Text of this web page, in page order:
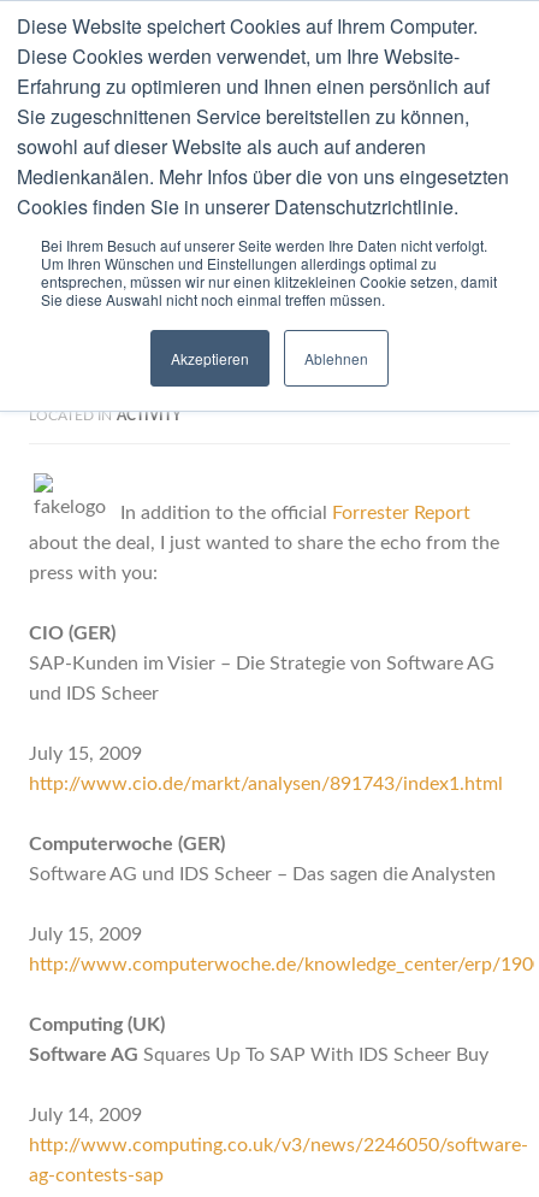
Diese Website speichert Cookies auf Ihrem Computer.
Diese Cookies werden verwendet, um Ihre Website-
Erfahrung zu optimieren und Ihnen einen persönlich auf
Sie zugeschnittenen Service bereitstellen zu können,
sowohl auf dieser Website als auch auf anderen
Medienkanälen. Mehr Infos über die von uns eingesetzten
Cookies finden Sie in unserer Datenschutzrichtlinie.
Bei Ihrem Besuch auf unserer Seite werden Ihre Daten nicht verfolgt.
Um Ihren Wünschen und Einstellungen allerdings optimal zu
entsprechen, müssen wir nur einen klitzekleinen Cookie setzen, damit
Sie diese Auswahl nicht noch einmal treffen müssen.
Akzeptieren Ablehnen
MENU
Blog
JULY 162009 0 COMMENTS
Press Interest In Software
AG / IDS Deal
LOCATED IN ACTIVITY
In addition to the official
Forrester Report
about the deal, I just wanted to share the echo from the
press with you:
CIO (GER)
SAP-Kunden im Visier – Die Strategie von Software AG
und IDS Scheer
July 15, 2009
http://www.cio.de/markt/analysen/891743/index1.html
Computerwoche (GER)
Software AG und IDS Scheer – Das sagen die Analysten
July 15, 2009
http://www.computerwoche.de/knowledge_center/erp/
Computing (UK)
Software AGSquares Up To SAP With IDS Scheer Buy
July 14, 2009
http://www.computing.co.uk/v3/news/2246050/software-
ag-contests-sap